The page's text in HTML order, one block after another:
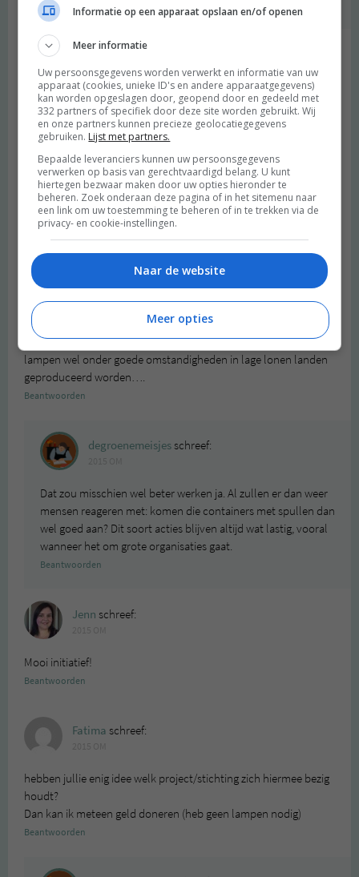
Beantwoorden
2015 OM
Mooi initiatief van ikea. Ik hoop dat het geen greenwashing is
Beantwoorden
Ineke schreef:
2015 OM
Elk zichzelf respecterend bedrijf verzint tegenwoordig zo’n actie
om in beeld te blijven. Zou het niet veel beter werken als ze een
paar containers van deze lampen direct naar deze
opvangplekken zouden sturen zonder een geldverslindende
reclameactie op touw te zetten en dus de hele wereld er van in
kennis te stellen. 1 euro per lamp is nogal een marginaal bedrag
om zowel het bedrijf als de koper een gevoel van ‘ goeddoen’ te
geven. Ik vind het nogal naief allemaal. Nu maar hopen dat de
lampen wel onder goede omstandigheden in lage lonen landen
geproduceerd worden….
Beantwoorden
degroenemeisjesschreef:
Dat zou misschien wel beter werken ja. Al zullen er dan weer
mensen reageren met: komen die containers met spullen dan
wel goed aan? Dit soort acties blijven altijd wat lastig, vooral
wanneer het om grote organisaties gaat.
Beantwoorden
Jenn schreef:
Mooi initiatief!
Beantwoorden
Fatima schreef:
hebben jullie enig idee welk project/stichting zich hiermee bezig
houdt?
Dan kan ik meteen geld doneren (heb geen lampen nodig)
Beantwoorden
Informatie op een apparaat opslaan en/of openen
Meer informatie
Uw persoonsgegevens worden verwerkt en informatie van uw
apparaat (cookies, unieke ID's en andere apparaatgegevens)
kan worden opgeslagen door, geopend door en gedeeld met
332 partners of specifiek door deze site worden gebruikt. Wij
en onze partners kunnen precieze geolocatiegegevens
gebruiken. Lijst met partners.
Bepaalde leveranciers kunnen uw persoonsgegevens
verwerken op basis van gerechtvaardigd belang. U kunt
hiertegen bezwaar maken door uw opties hieronder te
beheren. Zoek onderaan deze pagina of in het sitemenu naar
een link om uw toestemming te beheren of in te trekken via de
privacy- en cookie-instellingen.
Naar de website
Meer opties